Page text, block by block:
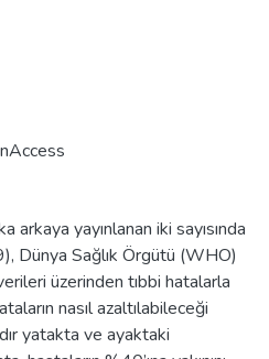
arkaya yayınlanan iki sayısında
Dünya Sağlık Örgütü (WHO)
üzerinden tıbbi hatalarla
nasıl azaltılabileceği
yatakta ve ayaktaki